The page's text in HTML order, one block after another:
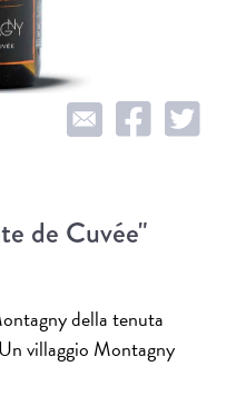
de Cuvée"
della tenuta
villaggio Montagny